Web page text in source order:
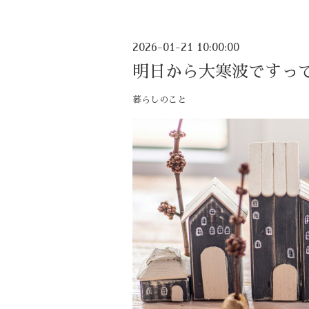
2026-01-21 10:00:00
明日から大寒波ですっ
暮らしのこと